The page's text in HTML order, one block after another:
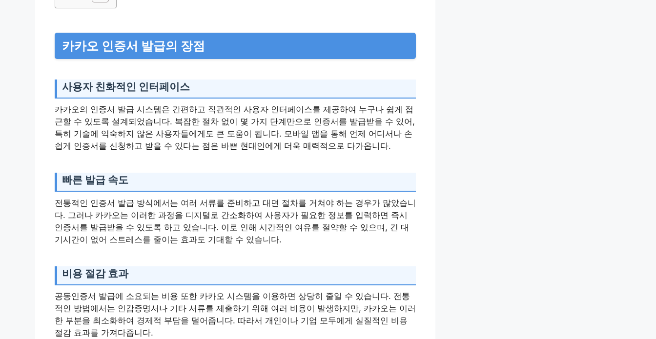
카카오 인증서 발급의 장점
사용자 친화적인 인터페이스
카카오의 인증서 발급 시스템은 간편하고 직관적인 사용자 인터페이스를 제공하여 누구나 쉽게 접
근할 수 있도록 설계되었습니다. 복잡한 절차 없이 몇 가지 단계만으로 인증서를 발급받을 수 있어,
특히 기술에 익숙하지 않은 사용자들에게도 큰 도움이 됩니다. 모바일 앱을 통해 언제 어디서나 손
쉽게 인증서를 신청하고 받을 수 있다는 점은 바쁜 현대인에게 더욱 매력적으로 다가옵니다.
빠른 발급 속도
전통적인 인증서 발급 방식에서는 여러 서류를 준비하고 대면 절차를 거쳐야 하는 경우가 많았습니
다. 그러나 카카오는 이러한 과정을 디지털로 간소화하여 사용자가 필요한 정보를 입력하면 즉시
인증서를 발급받을 수 있도록 하고 있습니다. 이로 인해 시간적인 여유를 절약할 수 있으며, 긴 대
기시간이 없어 스트레스를 줄이는 효과도 기대할 수 있습니다.
비용 절감 효과
공동인증서 발급에 소요되는 비용 또한 카카오 시스템을 이용하면 상당히 줄일 수 있습니다. 전통
적인 방법에서는 인감증명서나 기타 서류를 제출하기 위해 여러 비용이 발생하지만, 카카오는 이러
한 부분을 최소화하여 경제적 부담을 덜어줍니다. 따라서 개인이나 기업 모두에게 실질적인 비용
절감 효과를 가져다줍니다.